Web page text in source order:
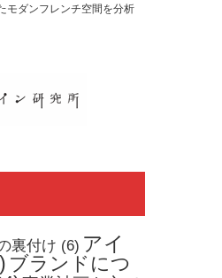
モダンフレンチ空間を分析
裏付け (6) アイ
ブランドにつ